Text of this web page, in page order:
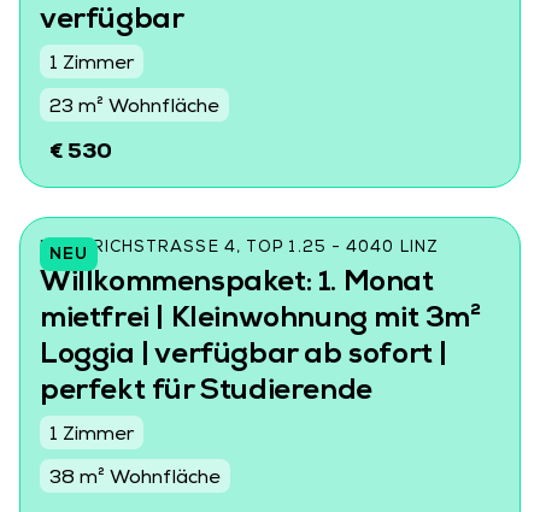
verfügbar
1 Zimmer
23 m² Wohnfläche
€ 530
NEU
FRIEDRICHSTRASSE 4, TOP 1.25 - 4040 LINZ
Willkommenspaket: 1. Monat
mietfrei | Kleinwohnung mit 3m²
Loggia | verfügbar ab sofort |
perfekt für Studierende
1 Zimmer
38 m² Wohnfläche